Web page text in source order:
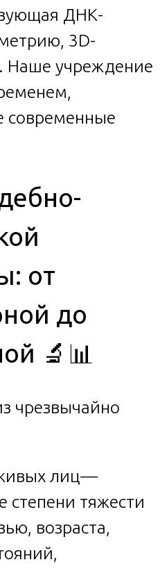
ДНК-
3D-
Наше учреждение
современные
от
до
🔬📊
чрезвычайно
лиц—
степени тяжести
возраста,